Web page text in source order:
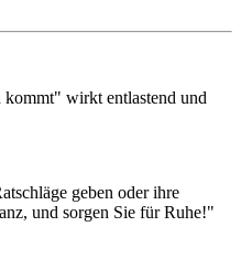
kommt" wirkt entlastend und
geben oder ihre
und sorgen Sie für Ruhe!"